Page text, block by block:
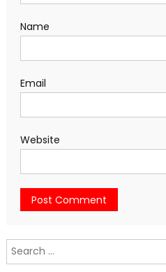
Name
Email
Website
Search
for: